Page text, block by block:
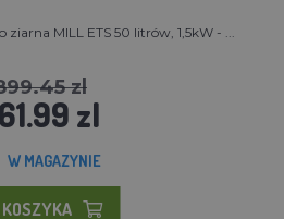
MILL ETS 50 litrów, 1,5kW - ...
zl
zl
W MAGAZYNIE
KOSZYKA